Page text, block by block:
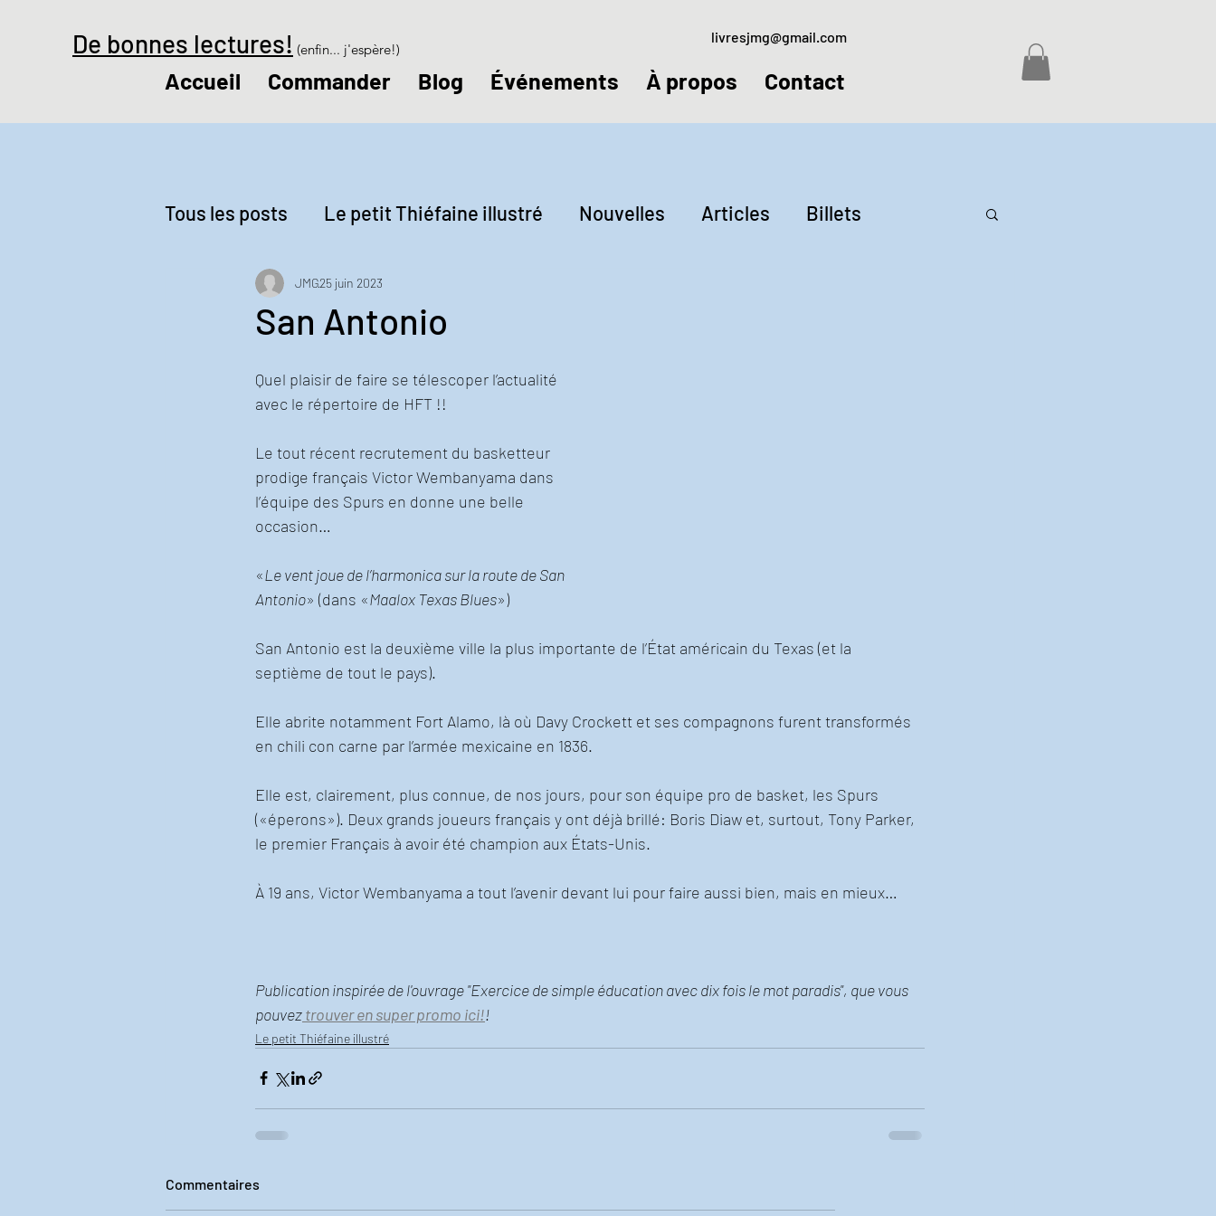
De bonnes lectures! (enfin... j'espère!)
livresjmg@gmail.com
Accueil Commander Blog Événements À propos Contact
Tous les posts Le petit Thiéfaine illustré Nouvelles Articles Billets
Revue de presse Lectures
San Antonio
JMG25 juin 2023
Quel plaisir de faire se télescoper l’actualité
avec le répertoire de HFT !!
Le tout récent recrutement du basketteur
prodige français Victor Wembanyama dans
l’équipe des Spurs en donne une belle
occasion…
«Le vent joue de l’harmonica sur la route de San
Antonio» (dans «Maalox Texas Blues»)
San Antonio est la deuxième ville la plus importante de l’État américain du Texas (et la
septième de tout le pays).
Elle abrite notamment Fort Alamo, là où Davy Crockett et ses compagnons furent transformés
en chili con carne par l’armée mexicaine en 1836.
Elle est, clairement, plus connue, de nos jours, pour son équipe pro de basket, les Spurs
(«éperons»). Deux grands joueurs français y ont déjà brillé: Boris Diaw et, surtout, Tony Parker,
le premier Français à avoir été champion aux États-Unis.
À 19 ans, Victor Wembanyama a tout l’avenir devant lui pour faire aussi bien, mais en mieux…
Publication inspirée de l'ouvrage "Exercice de simple éducation avec dix fois le mot paradis", que vous
pouvez trouver en super promo ici!!
Le petit Thiéfaine illustré
Commentaires